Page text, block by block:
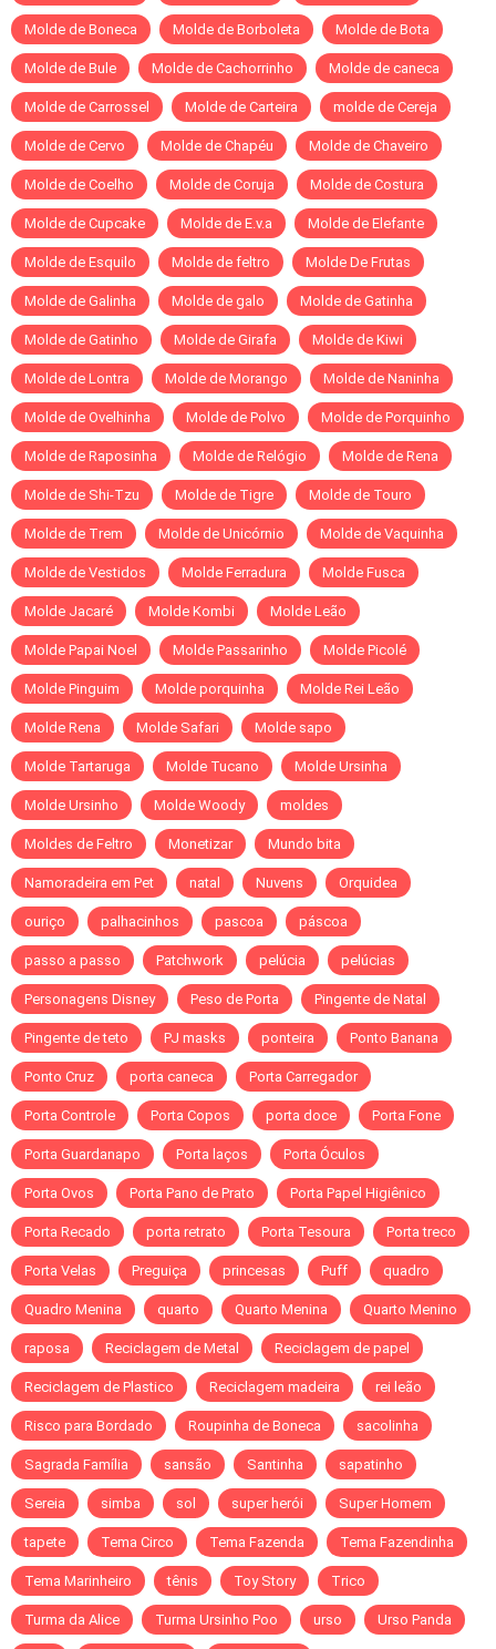
Molde de Boneca Molde de Borboleta Molde de Bota
Molde de Bule Molde de Cachorrinho Molde de caneca
Molde de Carrossel Molde de Carteira molde de Cereja
Molde de Cervo Molde de Chapéu Molde de Chaveiro
Molde de Coelho Molde de Coruja Molde de Costura
Molde de Cupcake Molde de E.v.a Molde de Elefante
Molde de Esquilo Molde de feltro Molde De Frutas
Molde de Galinha Molde de galo Molde de Gatinha
Molde de Gatinho Molde de Girafa Molde de Kiwi
Molde de Lontra Molde de Morango Molde de Naninha
Molde de Ovelhinha Molde de Polvo Molde de Porquinho
Molde de Raposinha Molde de Relógio Molde de Rena
Molde de Shi-Tzu Molde de Tigre Molde de Touro
Molde de Trem Molde de Unicórnio Molde de Vaquinha
Molde de Vestidos Molde Ferradura Molde Fusca
Molde Jacaré Molde Kombi Molde Leão
Molde Papai Noel Molde Passarinho Molde Picolé
Molde Pinguim Molde porquinha Molde Rei Leão
Molde Rena Molde Safari Molde sapo
Molde Tartaruga Molde Tucano Molde Ursinha
Molde Ursinho Molde Woody moldes
Moldes de Feltro Monetizar Mundo bita
Namoradeira em Pet natal Nuvens Orquidea
ouriço palhacinhos pascoa páscoa
passo a passo Patchwork pelúcia pelúcias
Personagens Disney Peso de Porta Pingente de Natal
Pingente de teto PJ masks ponteira Ponto Banana
Ponto Cruz porta caneca Porta Carregador
Porta Controle Porta Copos porta doce Porta Fone
Porta Guardanapo Porta laços Porta Óculos
Porta Ovos Porta Pano de Prato Porta Papel Higiênico
Porta Recado porta retrato Porta Tesoura Porta treco
Porta Velas Preguiça princesas Puff quadro
Quadro Menina quarto Quarto Menina Quarto Menino
raposa Reciclagem de Metal Reciclagem de papel
Reciclagem de Plastico Reciclagem madeira rei leão
Risco para Bordado Roupinha de Boneca sacolinha
Sagrada Família sansão Santinha sapatinho
Sereia simba sol super herói Super Homem
tapete Tema Circo Tema Fazenda Tema Fazendinha
Tema Marinheiro tênis Toy Story Trico
Turma da Alice Turma Ursinho Poo urso Urso Panda